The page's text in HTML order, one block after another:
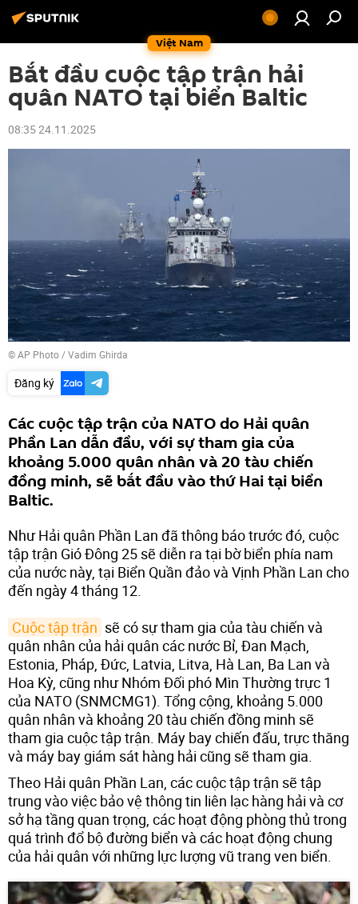
Việt Nam
Bắt đầu cuộc tập trận hải
quân NATO tại biển Baltic
08:35 24.11.2025
© AP Photo / Vadim Ghirda
Đăng ký
Các cuộc tập trận của NATO do Hải quân
Phần Lan dẫn đầu, với sự tham gia của
khoảng 5.000 quân nhân và 20 tàu chiến
đồng minh, sẽ bắt đầu vào thứ Hai tại biển
Baltic.
Như Hải quân Phần Lan đã thông báo trước đó, cuộc
tập trận Gió Đông 25 sẽ diễn ra tại bờ biển phía nam
của nước này, tại Biển Quần đảo và Vịnh Phần Lan cho
đến ngày 4 tháng 12.
Cuộc tập trận sẽ có sự tham gia của tàu chiến và
quân nhân của hải quân các nước Bỉ, Đan Mạch,
Estonia, Pháp, Đức, Latvia, Litva, Hà Lan, Ba Lan và
Hoa Kỳ, cũng như Nhóm Đối phó Mìn Thường trực 1
của NATO (SNMCMG1). Tổng cộng, khoảng 5.000
quân nhân và khoảng 20 tàu chiến đồng minh sẽ
tham gia cuộc tập trận. Máy bay chiến đấu, trực thăng
và máy bay giám sát hàng hải cũng sẽ tham gia.
Theo Hải quân Phần Lan, các cuộc tập trận sẽ tập
trung vào việc bảo vệ thông tin liên lạc hàng hải và cơ
sở hạ tầng quan trọng, các hoạt động phòng thủ trong
quá trình đổ bộ đường biển và các hoạt động chung
của hải quân với những lực lượng vũ trang ven biển.